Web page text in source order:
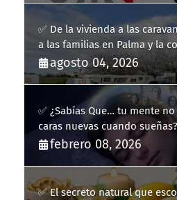
✅ De la vivienda a las
a las familias en Palma y la
fracaso heredado
agosto 04, 2026
✅ ¿Sabías Que… tu mente
caras nuevas cuando sueñas?
febrero 08, 2026
✅ El secreto natural que